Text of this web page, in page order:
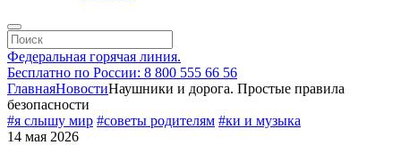
Федеральная горячая линия.
Бесплатно по России: 8 800 555 66 56
ГлавнаяНовостиНаушники и дорога. Простые правила
безопасности
#я слышу мир #советы родителям #ки и музыка
14 мая 2026